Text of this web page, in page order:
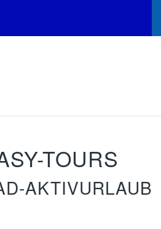
TOURS
AKTIVURLAUB